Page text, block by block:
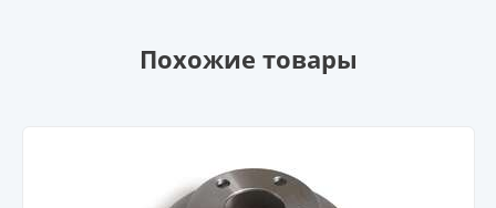
Похожие товары